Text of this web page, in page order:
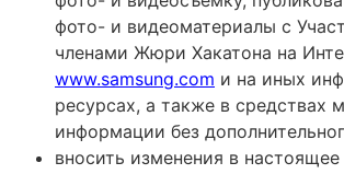
фото- и видеоматериалы с
членами Жюри Хакатона на
www.samsung.com и на иных
ресурсах, а также в средствах
информации без
вносить изменения в